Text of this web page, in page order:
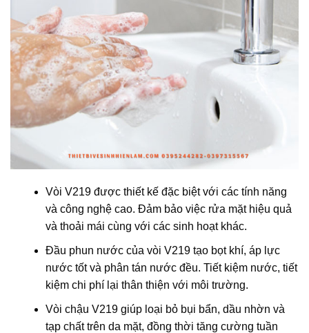
Vòi V219 được thiết kế đặc biệt với các tính năng
và công nghệ cao. Đảm bảo việc rửa mặt hiệu quả
và thoải mái cùng với các sinh hoạt khác.
Đầu phun nước của vòi V219 tạo bọt khí, áp lực
nước tốt và phân tán nước đều. Tiết kiệm nước, tiết
kiệm chi phí lại thân thiện với môi trường.
Vòi chậu V219 giúp loại bỏ bụi bẩn, dầu nhờn và
tạp chất trên da mặt, đồng thời tăng cường tuần